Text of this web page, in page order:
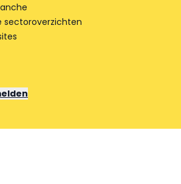
sectoroverzichten